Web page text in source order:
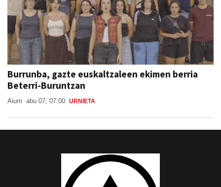
Burrunba, gazte euskaltzaleen ekimen berria
Beterri-Buruntzan
Aiurri abu 07, 07:00 URNIETA